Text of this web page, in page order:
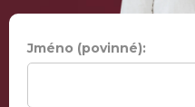
Jméno (povinné):